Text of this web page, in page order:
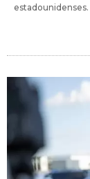
estadounidenses.